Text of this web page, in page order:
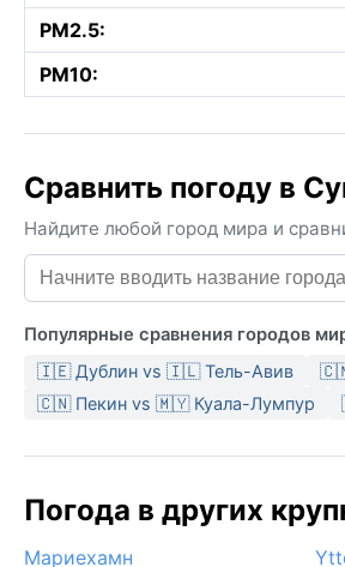
PM2.5:
PM10:
Сравнить погоду в
Найдите любой город мира и
Популярные сравнения городов
🇮🇪 Дублин vs 🇮🇱 Тель-Авив
🇨🇳 Пекин vs 🇲🇾 Куала-Лумпур
Погода в других
Мариехамн